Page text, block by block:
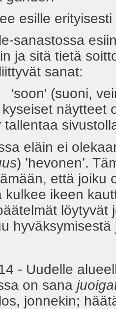
esille
sanastossa
ja sitä tietä
sanat:
(suoni,
näytteet
tallentaa
eläin ei
) ’hevonen’.
että joiku
kulkee ikeen
löytyvät
hyväksymisestä
on sana
jonnekin;